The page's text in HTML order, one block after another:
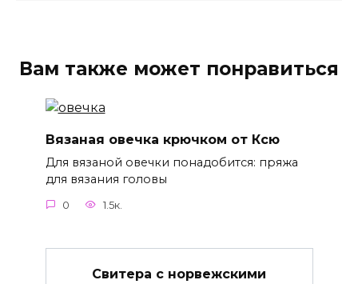
Вам также может понравиться
Вязаная овечка крючком от Ксю
Для вязаной овечки понадобится: пряжа
для вязания головы
0 1.5к.
Свитера с норвежскими